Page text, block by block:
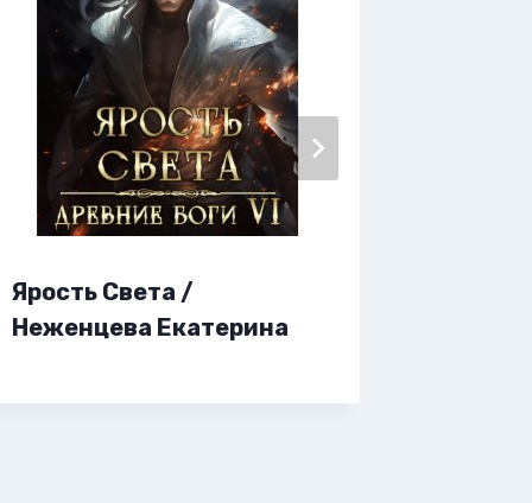
Ярость Света /
Неженцева Екатерина